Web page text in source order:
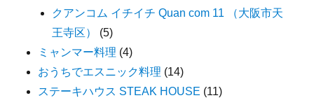
クアンコム イチイチ Quan com 11 （大阪市天
王寺区）
(5)
ミャンマー料理 (4)
おうちでエスニック料理 (14)
ステーキハウス STEAK HOUSE (11)